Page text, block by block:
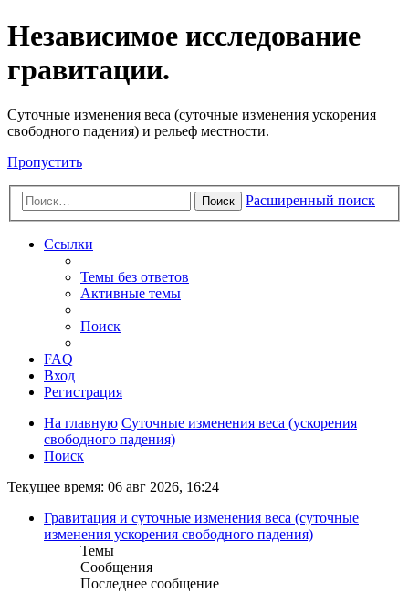
Независимое исследование
гравитации.
Cуточные изменения веса (суточные изменения ускорения
свободного падения) и рельеф местности.
Пропустить
Поиск Расширенный поиск
Ссылки
Темы без ответов
Активные темы
Поиск
FAQ
Вход
Регистрация
На главную Суточные изменения веса (ускорения
свободного падения)
Поиск
Текущее время: 06 авг 2026, 16:24
Гравитация и суточные изменения веса (суточные
изменения ускорения свободного падения)
Темы
Сообщения
Последнее сообщение